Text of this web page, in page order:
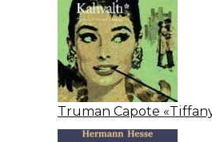
Truman Capote